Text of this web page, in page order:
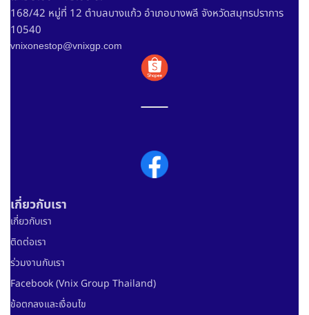
168/42 หมู่ที่ 12 ตำบลบางแก้ว อำเภอบางพลี จังหวัดสมุทรปราการ
10540
vnixonestop@vnixgp.com
เกี่ยวกับเรา
เกี่ยวกับเรา
ติดต่อเรา
ร่วมงานกับเรา
Facebook (Vnix Group Thailand)
ข้อตกลงและเงื่อนไข